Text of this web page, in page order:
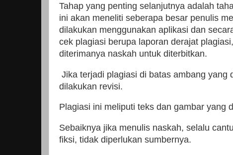
Tahap yang penting selanjutnya adalah
ini akan meneliti seberapa besar penulis
dilakukan menggunakan aplikasi dan
cek plagiasi berupa laporan derajat
diterimanya naskah untuk diterbitkan.
Jika terjadi plagiasi di batas ambang yang
dilakukan revisi.
Plagiasi ini meliputi teks dan gambar yang
Sebaiknya jika menulis naskah, selalu
fiksi, tidak diperlukan sumbernya.